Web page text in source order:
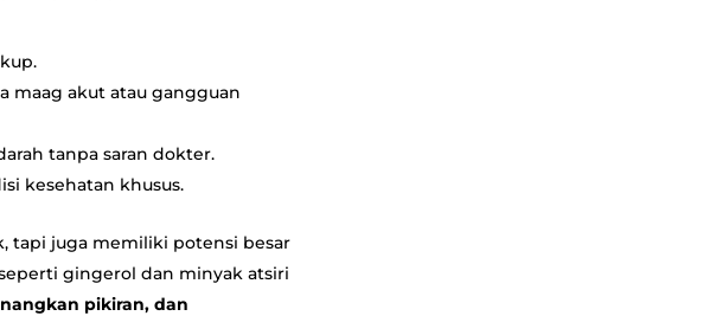
maag akut atau gangguan
tanpa saran dokter.
kesehatan khusus.
tapi juga memiliki potensi besar
gingerol dan minyak atsiri
pikiran, dan